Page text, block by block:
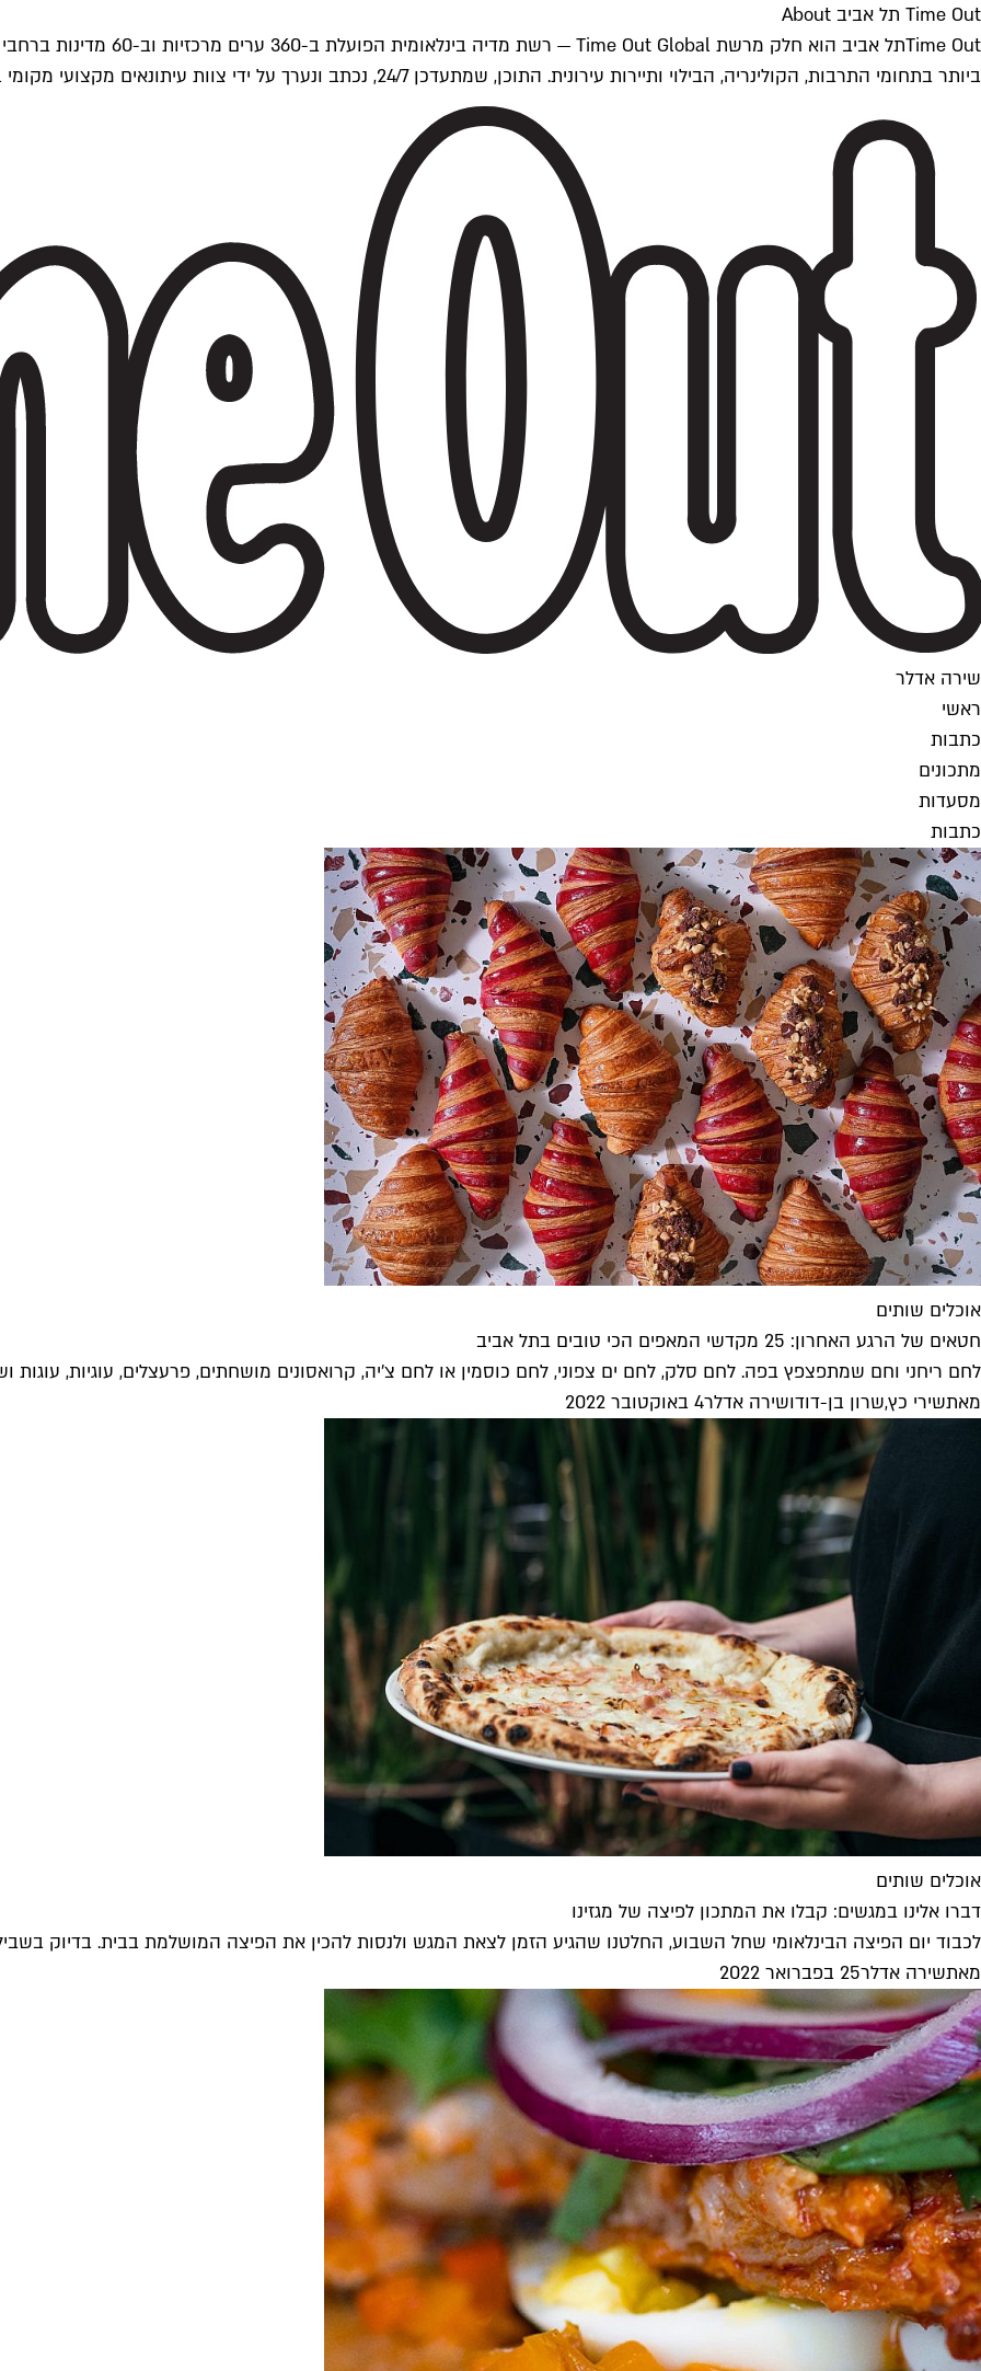
Time Out תל אביב About
ביותר בתחומי התרבות, הקולינריה, הבילוי ותיירות עירונית. התוכן, שמתעדכן 24/7, נכתב ונערך על ידי צוות עיתונאים מקצועי מקומי בישראל, בהתאם לסטנדרטים של Time Out העולמית.
שירה אדלר
ראשי
כתבות
מתכונים
מסעדות
כתבות
אוכלים שותים
חטאים של הרגע האחרון: 25 מקדשי המאפים הכי טובים בתל אביב
לחם ריחני וחם שמתפצפץ בפה. לחם סלק, לחם ים צפוני, לחם כוסמין או לחם צ'יה, קרואסונים מושחתים, פרעצלים, עוגיות, עוגות
מאתשירי כץ,שרון בן-דודושירה אדלר4 באוקטובר 2022
אוכלים שותים
דברו אלינו במגשים: קבלו את המתכון לפיצה של מגזינו
לכבוד יום הפיצה הבינלאומי שחל השבוע, החלטנו שהגיע הזמן לצאת המגש ולנסות להכין את הפיצה המושלמת בבית. בדיוק
מאתשירה אדלר25 בפברואר 2022